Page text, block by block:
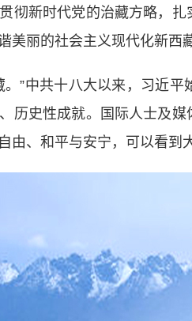
彻新时代党的治藏方略，
美丽的社会主义现代化新西藏
中共十八大以来，习近平
历史性成就。国际人士及
由、和平与安宁，可以看到